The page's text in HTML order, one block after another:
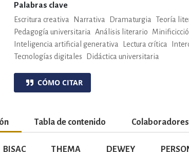
Palabras clave
Escritura creativa Narrativa Dramaturgia
Teoría
Pedagogía universitaria
Análisis literario
Inteligencia artificial generativa
Lectura crítica
Tecnologías digitales
Didáctica universitaria
CÓMO CITAR
Tabla de contenido Colaboradores
BISAC THEMA DEWEY